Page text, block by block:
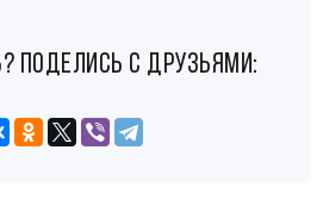
поделись с друзьями: